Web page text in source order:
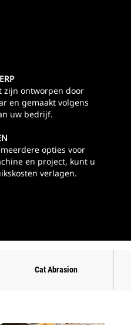
zijn ontworpen door
en gemaakt volgens
uw bedrijf.
opties voor
en project, kunt u
verlagen.
Cat Abrasion